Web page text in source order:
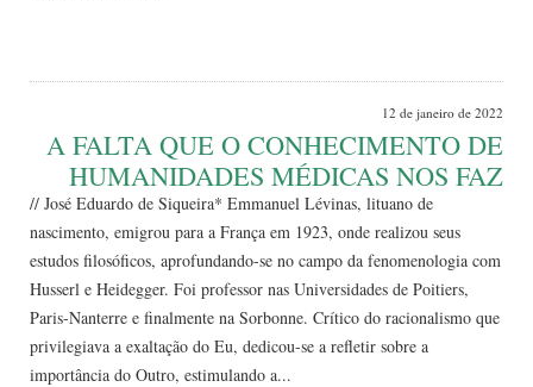
12 de janeiro de 2022
A FALTA QUE O CONHECIMENTO DE
HUMANIDADES MÉDICAS NOS FAZ
// José Eduardo de Siqueira* Emmanuel Lévinas, lituano de
nascimento, emigrou para a França em 1923, onde realizou seus
estudos filosóficos, aprofundando-se no campo da fenomenologia com
Husserl e Heidegger. Foi professor nas Universidades de Poitiers,
Paris-Nanterre e finalmente na Sorbonne. Crítico do racionalismo que
privilegiava a exaltação do Eu, dedicou-se a refletir sobre a
importância do Outro, estimulando a...